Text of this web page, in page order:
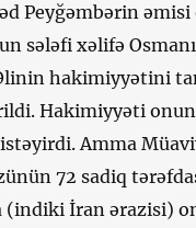
Peyğəmbərin
sələfi xəlifə
hakimiyyətini
Hakimiyyəti
Amma
72 sadiq
(indiki İran ərazisi)